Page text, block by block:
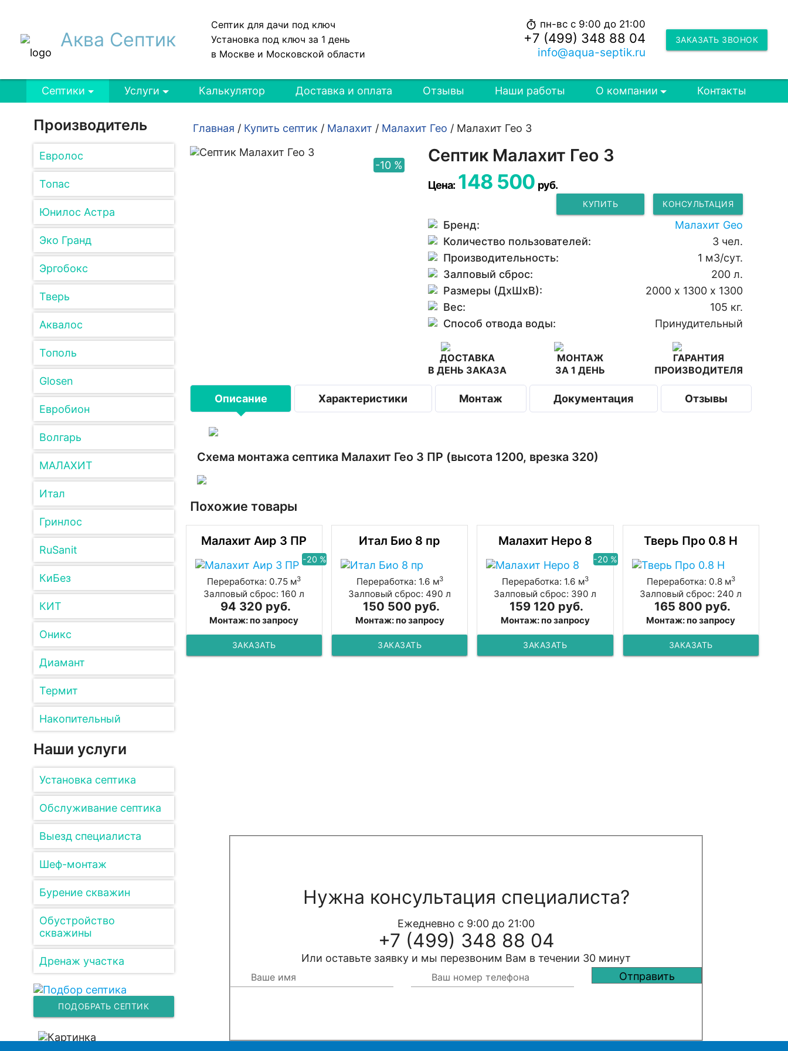
Аква Септик
Септик для дачи под ключ
Установка под ключ за 1 день
в Москве и Московской области
ЗАКАЗАТЬ ЗВОНОК
timer пн-вс с 9:00 до 21:00
+7 (499) 348 88 04
info@aqua-septik.ru
Септики Услуги Калькулятор Доставка и оплата Отзывы Наши работы О компании Контакты
Производитель
Евролос
Топас
Юнилос Астра
Эко Гранд
Эргобокс
Тверь
Аквалос
Тополь
Glosen
Евробион
Волгарь
МАЛАХИТ
Итал
Гринлос
RuSanit
КиБез
КИТ
Оникс
Диамант
Термит
Накопительный
Наши услуги
Установка септика
Обслуживание септика
Выезд специалиста
Шеф-монтаж
Бурение скважин
Обустройство
скважины
Дренаж участка
ПОДОБРАТЬ СЕПТИК
Главная / Купить септик / Малахит / Малахит Гео / Малахит Гео 3
-10 % Септик Малахит Гео 3
Цена: 148 500 руб.
КУПИТЬ КОНСУЛЬТАЦИЯ
Бренд:
Малахит Geo
Количество пользователей:
3 чел.
Производительность:
1 м3/сут.
Залповый сброс:
200 л.
Размеры (ДхШхВ):
2000 х 1300 х 1300
Вес:
105 кг.
Способ отвода воды:
Принудительный
ДОСТАВКА
В ДЕНЬ ЗАКАЗА
МОНТАЖ
ЗА 1 ДЕНЬ
ГАРАНТИЯ
ПРОИЗВОДИТЕЛЯ
Описание Характеристики Монтаж Документация Отзывы
Схема монтажа септика Малахит Гео 3 ПР (высота 1200, врезка 320)
Похожие товары
Малахит Аир 3 ПР
-20 %
Переработка: 0.75 м3
Залповый сброс: 160 л
94 320 руб.
Монтаж: по запросу
ЗАКАЗАТЬ
Итал Био 8 пр
Переработка: 1.6 м3
Залповый сброс: 490 л
150 500 руб.
Монтаж: по запросу
ЗАКАЗАТЬ
Малахит Неро 8
-20 %
Переработка: 1.6 м3
Залповый сброс: 390 л
159 120 руб.
Монтаж: по запросу
ЗАКАЗАТЬ
Тверь Про 0.8 Н
Переработка: 0.8 м3
Залповый сброс: 240 л
165 800 руб.
Монтаж: по запросу
ЗАКАЗАТЬ
Нужна консультация специалиста?
Ежедневно с 9:00 до 21:00
+7 (499) 348 88 04
Или оставьте заявку и мы перезвоним Вам в течении 30 минут